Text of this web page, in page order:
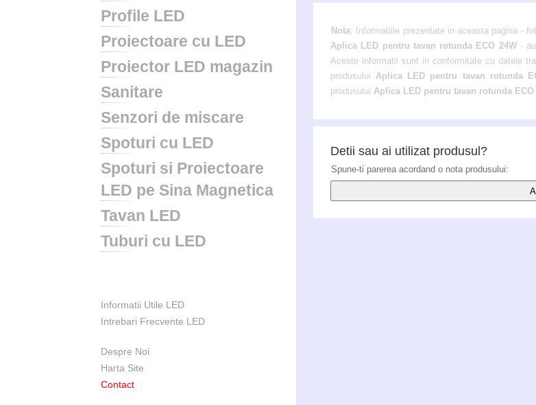
Profile LED
Proiectoare cu LED
Proiector LED magazin
Sanitare
Senzori de miscare
Spoturi cu LED
Spoturi si Proiectoare
LED pe Sina Magnetica
Tavan LED
Tuburi cu LED
Informatii Utile LED
Intrebari Frecvente LED
Despre Noi
Harta Site
Contact
Nota: Informatiile prezentate in aceasta pagina -
Aplica LED pentru tavan rotunda ECO 24W -
Aceste informatii sunt in conformitate cu datele
produsuluiAplica LED pentru tavan rotunda
produsului Aplica LED pentru tavan rotunda ECO
Detii sau ai utilizat produsul?
Spune-ti parerea acordand o nota produsului: